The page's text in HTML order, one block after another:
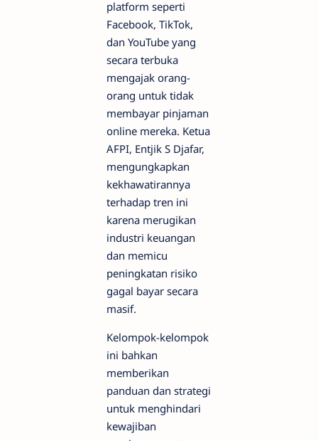
platform seperti
Facebook, TikTok,
dan YouTube yang
secara terbuka
mengajak orang-
orang untuk tidak
membayar pinjaman
online mereka. Ketua
AFPI, Entjik S Djafar,
mengungkapkan
kekhawatirannya
terhadap tren ini
karena merugikan
industri keuangan
dan memicu
peningkatan risiko
gagal bayar secara
masif.
Kelompok-kelompok
ini bahkan
memberikan
panduan dan strategi
untuk menghindari
kewajiban